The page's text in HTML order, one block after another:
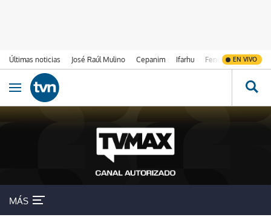
Últimas noticias José Raúl Mulino Cepanim Ifarhu Fenómeno de El
EN VIVO
Ir al contenido
Obrir navegació
MÁS